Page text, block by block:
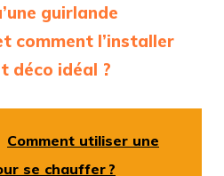
guirlande
comment l’installer
déco idéal ?
Comment utiliser une
se chauffer ?